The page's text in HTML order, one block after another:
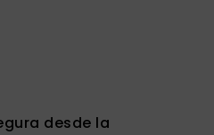
desde la